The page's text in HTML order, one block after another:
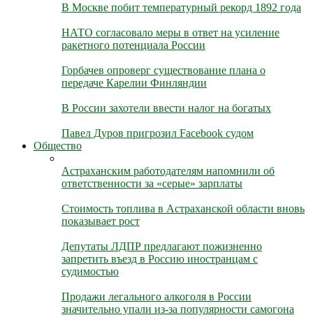
В Москве побит температурный рекорд 1892 года
НАТО согласовало меры в ответ на усиление
ракетного потенциала России
Горбачев опроверг существование плана о
передаче Карелии Финляндии
В России захотели ввести налог на богатых
Павел Дуров пригрозил Facebook судом
Общество
Астраханским работодателям напомнили об
ответственности за «серые» зарплаты
Стоимость топлива в Астраханской области вновь
показывает рост
Депутаты ЛДПР предлагают пожизненно
запретить въезд в Россию иностранцам с
судимостью
Продажи легального алкоголя в России
значительно упали из-за популярности самогона